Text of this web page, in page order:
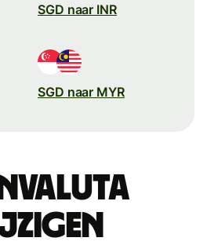
SGD naar INR
SGD naar MYR